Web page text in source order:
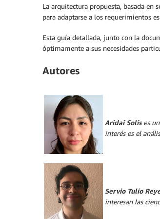
La arquitectura propuesta, basada en
para adaptarse a los requerimientos
Esta guía detallada, junto con la
óptimamente a sus necesidades
Autores
Aridai Solises
interés es el
Servio Tulio
interesan las